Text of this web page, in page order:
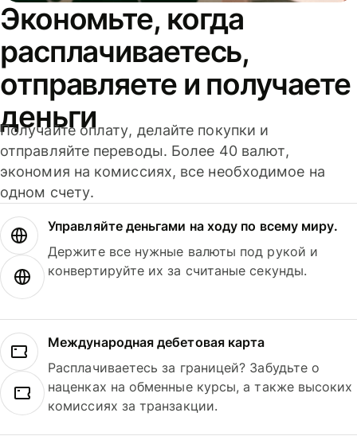
Экономьте, когда
расплачиваетесь,
отправляете и получаете
деньги
Получайте оплату, делайте покупки и
отправляйте переводы. Более 40 валют,
экономия на комиссиях, все необходимое на
одном счету.
Управляйте деньгами на ходу по всему миру.
Держите все нужные валюты под рукой и
конвертируйте их за считаные секунды.
Международная дебетовая карта
Расплачиваетесь за границей? Забудьте о
наценках на обменные курсы, а также высоких
комиссиях за транзакции.